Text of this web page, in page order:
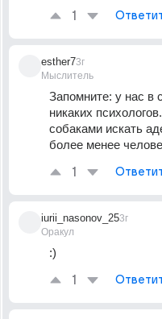
1
esther7
Мыслитель
3г
Запомните: у нас в
никаких
собаками искать
более менее
1
iurii_nasonov_25
Оракул
3г
:)
1